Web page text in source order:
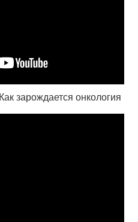
зарождается онкология